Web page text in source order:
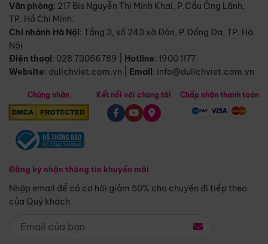
Văn phòng: 217 Bis Nguyễn Thị Minh Khai, P.Cầu Ông Lãnh,
TP. Hồ Chí Minh.
Chi nhánh Hà Nội: Tầng 3, số 243 xã Đàn, P.Đống Đa, TP. Hà
Nội
Điện thoại: 028 73056789 Hotline: 1900 1177
Website: dulichviet.com.vn Email: info@dulichviet.com.vn
Chứng nhận
Đăng ký nhận thông tin khuyến mãi
Nhập email để có cơ hội giảm 50% cho chuyến đi tiếp theo
của Quý khách
Kết nối với chúng tôi Chấp nhận thanh toán